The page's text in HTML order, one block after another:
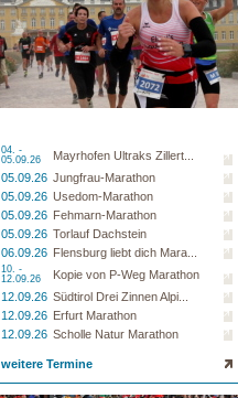
04. -
05.09.26
Mayrhofen Ultraks Zillert...
05.09.26 Jungfrau-Marathon
05.09.26 Usedom-Marathon
05.09.26 Fehmarn-Marathon
05.09.26 Torlauf Dachstein
06.09.26 Flensburg liebt dich Mara...
10. -
12.09.26
Kopie von P-Weg Marathon
12.09.26 Südtirol Drei Zinnen Alpi...
12.09.26 Erfurt Marathon
12.09.26 Scholle Natur Marathon
weitere Termine